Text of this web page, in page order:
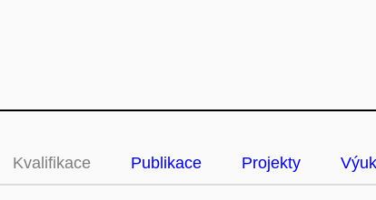
Kvalifikace Publikace Projekty